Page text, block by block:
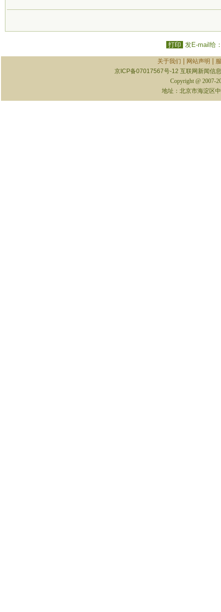
打印 发E-mail给
关于我们 网站声明
京ICP备07017567号-12 互联网新闻信
Copyright @ 2007-
地址：北京市海淀区